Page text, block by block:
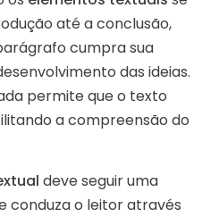
até a conclusão,
cumpra sua
das ideias.
permite que o texto
a compreensão do
deve seguir uma
conduza o leitor através